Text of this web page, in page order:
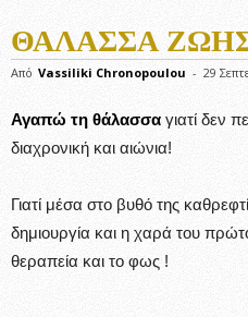
ΘΆΛΑΣΣΑ
Από Vassiliki Chronopoulou - 29
Αγαπώ τη θάλασσα γιατί δεν
διαχρονική και αιώνια!
Γιατί μέσα στο βυθό της
δημιουργία και η χαρά του
θεραπεία και το φως !